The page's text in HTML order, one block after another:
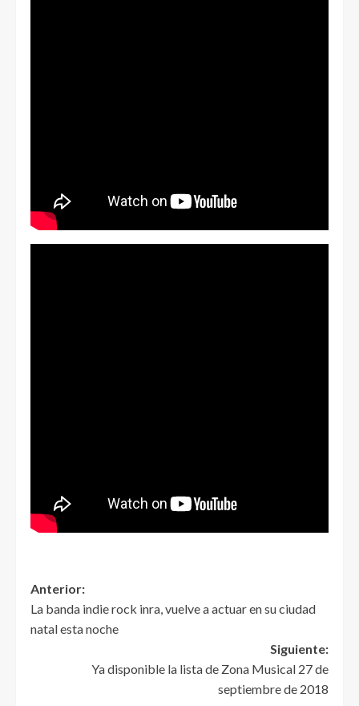
Anterior:
La banda indie rock inra, vuelve a actuar en su ciudad
natal esta noche
Siguiente:
Ya disponible la lista de Zona Musical 27 de
septiembre de 2018